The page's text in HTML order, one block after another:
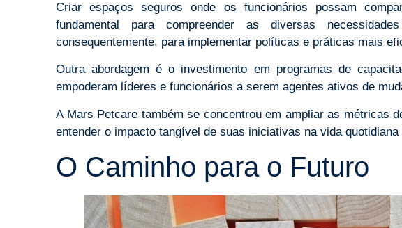
Criar espaços seguros onde os funcionários possam
fundamental para compreender as diversas
consequentemente, para implementar políticas e práticas mais
Outra abordagem é o investimento em programas de
empoderam líderes e funcionários a serem agentes ativos de
A Mars Petcare também se concentrou em ampliar as métricas
entender o impacto tangível de suas iniciativas na vida
O Caminho para o Futuro